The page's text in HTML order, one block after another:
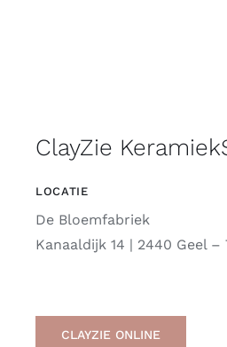
ClayZie
LOCATIE
De Bloemfabriek
Kanaaldijk 14 | 2440 Geel –
CLAYZIE ONLINE